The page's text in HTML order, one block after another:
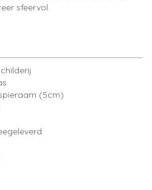
sfeervol.
(5cm)